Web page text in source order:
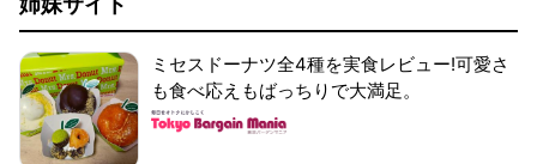
ミセスドーナツ全4種を実食レビュー!可愛さ
も食べ応えもばっちりで大満足。